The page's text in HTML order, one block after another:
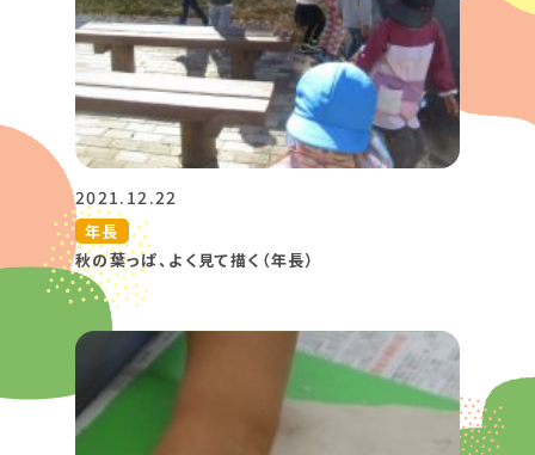
2021.12.22
年長
秋の葉っぱ、よく見て描く（年長）